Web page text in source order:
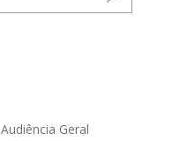
Audiência Geral